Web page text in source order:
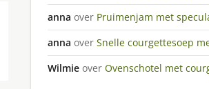
anna over Pruimenjam met
anna over Snelle courgettesoep
Wilmie over Ovenschotel met